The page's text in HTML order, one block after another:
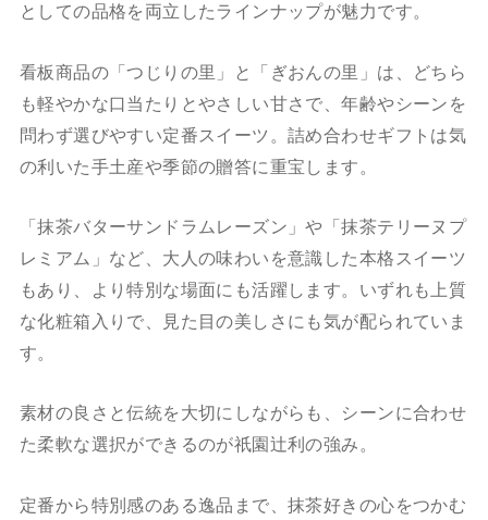
としての品格を両立したラインナップが魅力です。
看板商品の「つじりの里」と「ぎおんの里」は、どちら
も軽やかな口当たりとやさしい甘さで、年齢やシーンを
問わず選びやすい定番スイーツ。詰め合わせギフトは気
の利いた手土産や季節の贈答に重宝します。
「抹茶バターサンドラムレーズン」や「抹茶テリーヌプ
レミアム」など、大人の味わいを意識した本格スイーツ
もあり、より特別な場面にも活躍します。いずれも上質
な化粧箱入りで、見た目の美しさにも気が配られていま
す。
素材の良さと伝統を大切にしながらも、シーンに合わせ
た柔軟な選択ができるのが祇園辻利の強み。
定番から特別感のある逸品まで、抹茶好きの心をつかむ